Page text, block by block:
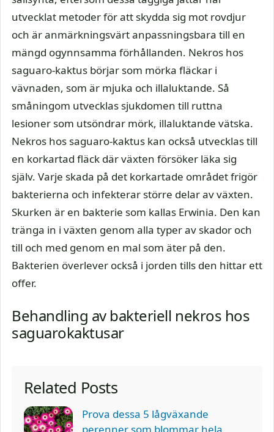
utvecklat metoder för att skydda sig mot rovdjur
och är anmärkningsvärt anpassningsbara till en
mängd ogynnsamma förhållanden. Nekros hos
saguaro-kaktus börjar som mörka fläckar i
vävnaden, som är mjuka och illaluktande. Så
småningom utvecklas sjukdomen till ruttna
lesioner som utsöndrar mörk, illaluktande vätska.
Nekros hos saguaro-kaktus kan också utvecklas till
en korkartad fläck där växten försöker läka sig
själv. Varje skada på det korkartade området frigör
bakterierna och infekterar större delar av växten.
Skurken är en bakterie som kallas Erwinia. Den kan
tränga in i växten genom alla typer av skador och
till och med genom en mal som äter på den.
Bakterien överlever också i jorden tills den hittar ett
offer.
Behandling av bakteriell nekros hos
saguarokaktusar
Related Posts
Prova dessa 5 lågväxande